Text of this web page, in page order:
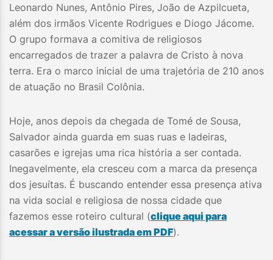
Leonardo Nunes, Antônio Pires, João de Azpilcueta,
além dos irmãos Vicente Rodrigues e Diogo Jácome.
O grupo formava a comitiva de religiosos
encarregados de trazer a palavra de Cristo à nova
terra. Era o marco inicial de uma trajetória de 210 anos
de atuação no Brasil Colônia.
Hoje, anos depois da chegada de Tomé de Sousa,
Salvador ainda guarda em suas ruas e ladeiras,
casarões e igrejas uma rica história a ser contada.
Inegavelmente, ela cresceu com a marca da presença
dos jesuítas. É buscando entender essa presença ativa
na vida social e religiosa de nossa cidade que
fazemos esse roteiro cultural (clique aqui para
acessar a versão ilustrada em PDF).